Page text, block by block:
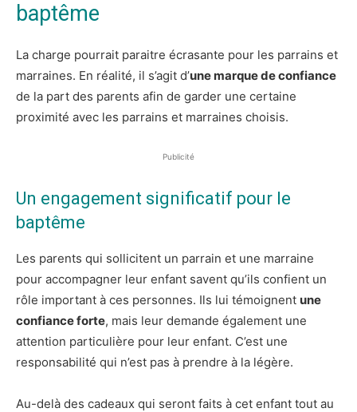
baptême
La charge pourrait paraitre écrasante pour les parrains et
marraines. En réalité, il s’agit d’une marque de confiance
de la part des parents afin de garder une certaine
proximité avec les parrains et marraines choisis.
Publicité
Un engagement significatif pour le
baptême
Les parents qui sollicitent un parrain et une marraine
pour accompagner leur enfant savent qu’ils confient un
rôle important à ces personnes. Ils lui témoignent une
confiance forte, mais leur demande également une
attention particulière pour leur enfant. C’est une
responsabilité qui n’est pas à prendre à la légère.
Au-delà des cadeaux qui seront faits à cet enfant tout au